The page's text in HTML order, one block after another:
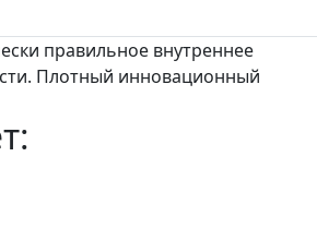
правильное внутреннее
Плотный инновационный